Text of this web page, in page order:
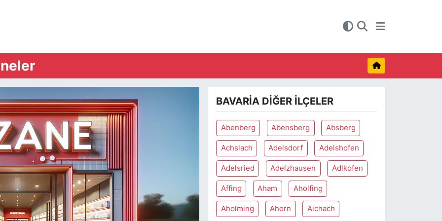
BAVARIA DIĞER İLÇELER
Abenberg Abensberg Absberg
Achslach Adelsdorf Adelshofen
Adelsried Adelzhausen Adlkofen
Affing Aham Aholfing
Aholming Ahorn Aichach